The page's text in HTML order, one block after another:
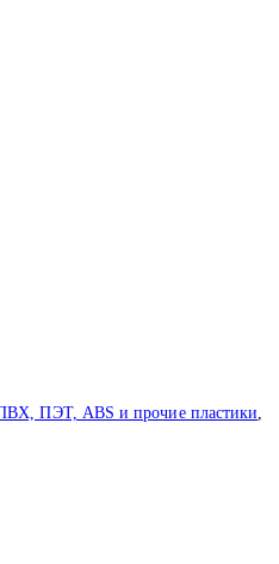
ПЭТ, ABS и прочие пластики